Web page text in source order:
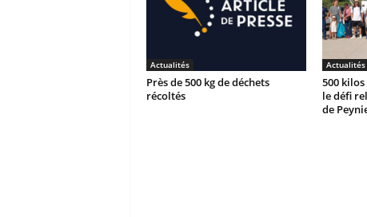
Actualités
Près de 500 kg de déchets
récoltés
Actualités
500
le défi
de